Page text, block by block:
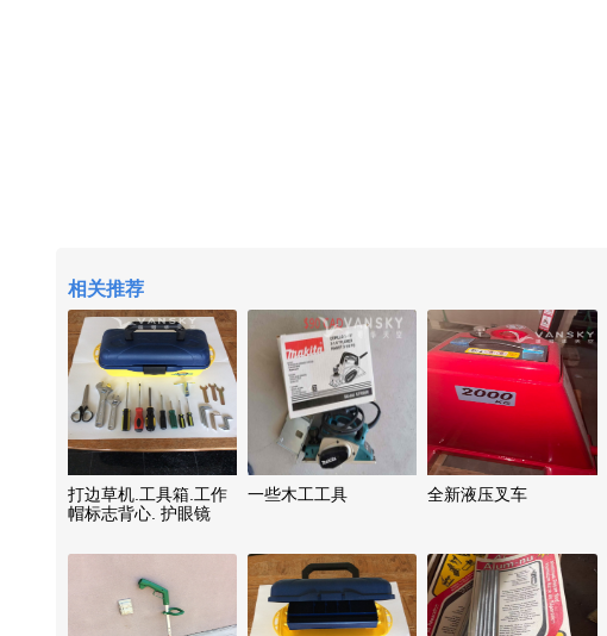
相关推荐
打边草机.工具箱.工作
帽标志背心. 护眼镜
一些木工工具 全新液压叉车